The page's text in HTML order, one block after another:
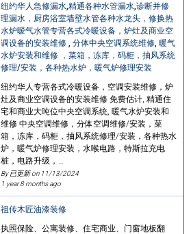
纽约华人急修漏水,精通各种水管漏水,诊断并修
理漏水，厨房浴室墙壁水管各种水龙头，修换热
水炉暧气水管专营各式冷暖设备，炉灶及商业空
调设备的安装维修 , 分体中央空调系统维修, 暖气
水炉安装和维修 ，菜箱，冻库，码柜，抽风系统
修理/安装，各种热水炉，暖气炉修理安装
纽约华人专营各式冷暖设备，空调安装维修，炉
灶及商业空调设备的安装维修 免费估计, 精通住
宅和商业大吨位中央空调系统, 暖气水炉安装和
维修 中央空调维修，分体空调维修/安装，菜
箱，冻库，码柜，抽风系统修理/安装，各种热水
炉，暖气炉修理安装，水喉电路，特斯拉充电
桩，电路升级，…
By 已更新 on 11/13/2024
1 year 8 months ago
祖传木匠油漆装修
执照保险、公寓装修、住宅商业、门窗地板翻